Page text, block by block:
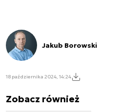
Jakub Borowski
18 października 2024, 14:24
Zobacz również